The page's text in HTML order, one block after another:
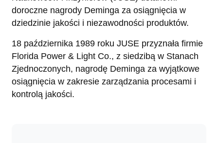
doroczne nagrody Deminga za osiągnięcia w
dziedzinie jakości i niezawodności produktów.
18 października 1989 roku JUSE przyznała firmie
Florida Power & Light Co., z siedzibą w Stanach
Zjednoczonych, nagrodę Deminga za wyjątkowe
osiągnięcia w zakresie zarządzania procesami i
kontrolą jakości.